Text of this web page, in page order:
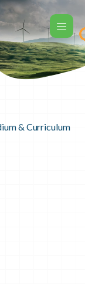
& Curriculum